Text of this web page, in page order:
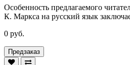
Особенность предлагаемого
К. Маркса на русский язык
0 руб.
Предзаказ